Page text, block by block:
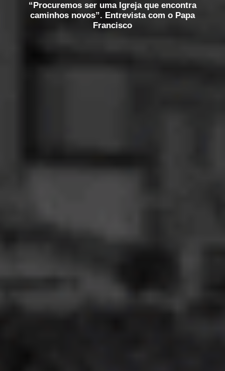
“Procuremos ser uma Igreja que encontra
caminhos novos”. Entrevista com o Papa
Francisco